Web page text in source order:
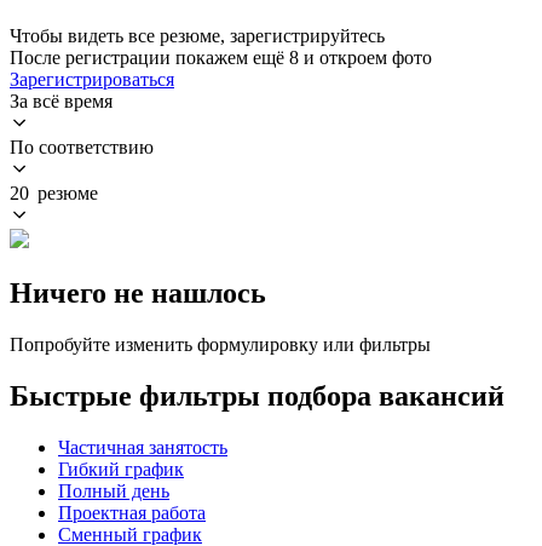
Чтобы видеть все резюме, зарегистрируйтесь
После регистрации покажем ещё 8 и откроем фото
Зарегистрироваться
За всё время
По соответствию
20 резюме
Ничего не нашлось
Попробуйте изменить формулировку или фильтры
Быстрые фильтры подбора вакансий
Частичная занятость
Гибкий график
Полный день
Проектная работа
Сменный график